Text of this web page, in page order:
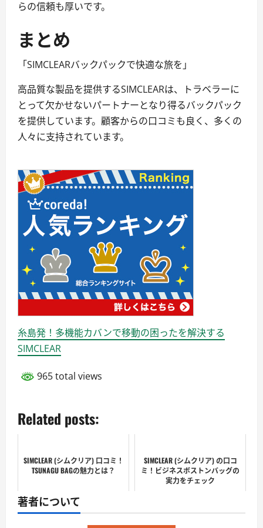
らの信頼も厚いです。
まとめ
「SIMCLEARバックパックで快適な旅を」
高品質な製品を提供するSIMCLEARは、トラベラーに
とって欠かせないパートナーとなり得るバックパック
を提供しています。顧客からの口コミも良く、多くの
人々に支持されています。
糸島発！多機能カバンで移動の困ったを解決する
SIMCLEAR
965 total views
Related posts:
SIMCLEAR (シムクリア) 口コミ！
TSUNAGU BAGの魅力とは？
SIMCLEAR (シムクリア) の口コ
ミ！ビジネスボストンバッグの
実力をチェック
著者について